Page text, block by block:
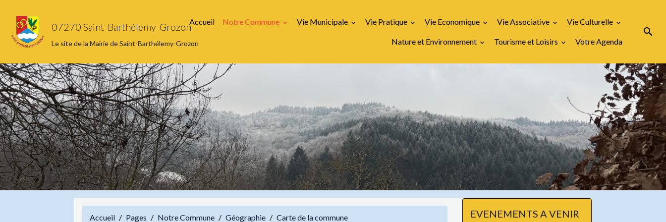
07270 Saint-Barthélemy-Grozon
Le site de la Mairie de Saint-Barthélemy-Grozon
Accueil Notre Commune Vie Municipale Vie Pratique Vie Economique Vie Associative Vie Culturelle
Nature et Environnement Tourisme et Loisirs Votre Agenda
Accueil Pages Notre Commune Géographie Carte de la commune EVENEMENTS A VENIR